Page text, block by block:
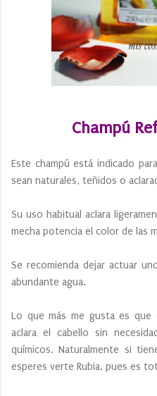
Champú
Este champú está indicado
sean naturales, teñidos o
Su uso habitual aclara
mecha potencia el color de las
Se recomienda dejar actuar
abundante agua.
Lo que más me gusta es
aclara el cabello sin
químicos. Naturalmente si
esperes verte Rubia, pues es